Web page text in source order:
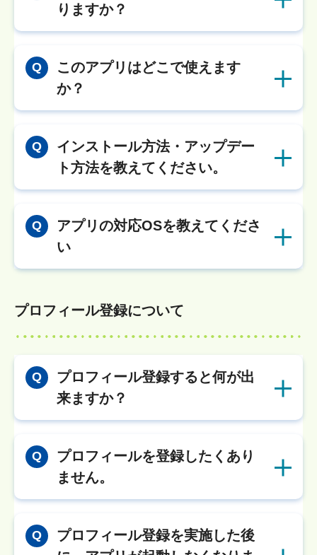
りますか？
Q
このアプリはどこで使えます
か？
Q
インストール方法・アップデー
ト方法を教えてください。
Q
アプリの対応OSを教えてくださ
い
プロフィール登録について
Q
プロフィール登録すると何が出
来ますか？
Q
プロフィールを登録したくあり
ません。
Q
プロフィール登録を実施した後